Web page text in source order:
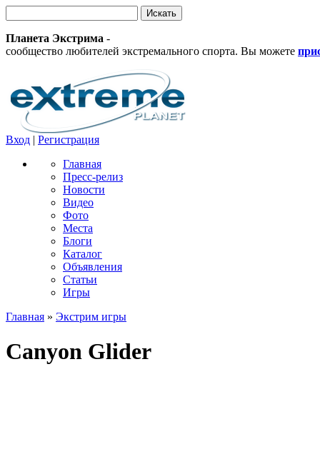
Планета Экстрима -
сообщество любителей экстремального спорта. Вы можете
Вход | Регистрация
Главная
Пресс-релиз
Новости
Видео
Фото
Места
Блоги
Каталог
Объявления
Статьи
Игры
Главная » Экстрим игры
Canyon Glider